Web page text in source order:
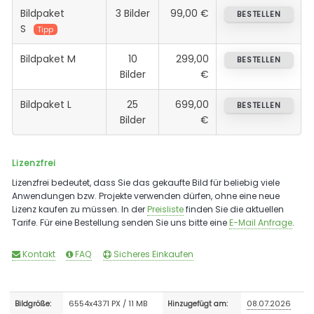
Bildpaket
S
Tipp
3 Bilder 99,00 € BESTELLEN
Bildpaket M
10
Bilder
299,00
€
BESTELLEN
Bildpaket L
25
Bilder
699,00
€
BESTELLEN
Lizenzfrei
Lizenzfrei bedeutet, dass Sie das gekaufte Bild für beliebig viele
Anwendungen bzw. Projekte verwenden dürfen, ohne eine neue
Lizenz kaufen zu müssen. In derPreislistefinden Sie die aktuellen
Tarife. Für eine Bestellung senden Sie uns bitte eineE-Mail Anfrage.
Kontakt FAQ Sicheres Einkaufen
Bildgröße: 6554x4371 PX / 11 MB Hinzugefügt am: 08.07.2026